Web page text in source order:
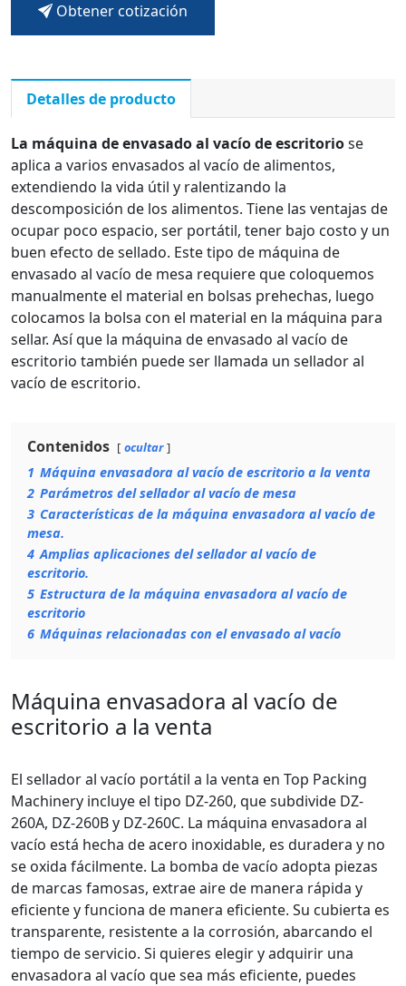
Obtener cotización
Detalles de producto
La máquina de envasado al vacío de escritoriose
aplica a varios envasados al vacío de alimentos,
extendiendo la vida útil y ralentizando la
descomposición de los alimentos. Tiene las ventajas de
ocupar poco espacio, ser portátil, tener bajo costo y un
buen efecto de sellado. Este tipo de máquina de
envasado al vacío de mesa requiere que coloquemos
manualmente el material en bolsas prehechas, luego
colocamos la bolsa con el material en la máquina para
sellar. Así que la máquina de envasado al vacío de
escritorio también puede ser llamada un sellador al
vacío de escritorio.
Contenidos ocultar
1 Máquina envasadora al vacío de escritorio a la venta
2 Parámetros del sellador al vacío de mesa
3 Características de la máquina envasadora al vacío de
mesa.
4 Amplias aplicaciones del sellador al vacío de
escritorio.
5 Estructura de la máquina envasadora al vacío de
escritorio
6 Máquinas relacionadas con el envasado al vacío
Máquina envasadora al vacío de
escritorio a la venta
El sellador al vacío portátil a la venta en Top Packing
Machinery incluye el tipo DZ-260, que subdivide DZ-
260A, DZ-260B y DZ-260C. La máquina envasadora al
vacío está hecha de acero inoxidable, es duradera y no
se oxida fácilmente. La bomba de vacío adopta piezas
de marcas famosas, extrae aire de manera rápida y
eficiente y funciona de manera eficiente. Su cubierta es
transparente, resistente a la corrosión, abarcando el
tiempo de servicio. Si quieres elegir y adquirir una
envasadora al vacío que sea más eficiente, puedes